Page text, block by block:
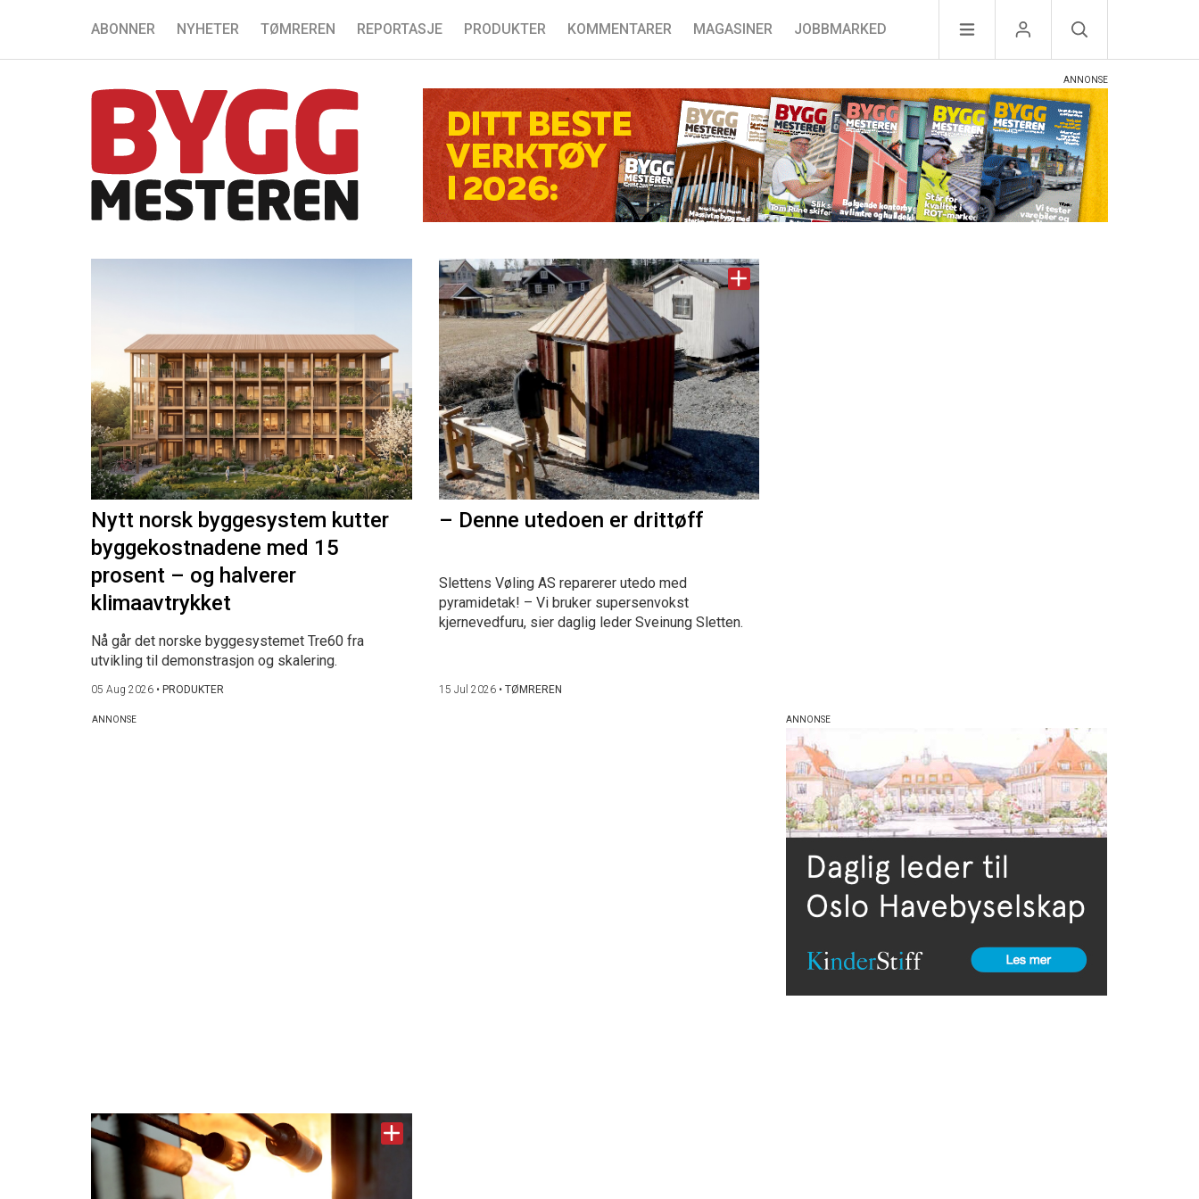
ABONNER NYHETER TØMREREN REPORTASJE PRODUKTER KOMMENTARER MAGASINER JOBBMARKED
Nytt norsk byggesystem kutter
byggekostnadene med 15
prosent – og halverer
klimaavtrykket
Nå går det norske byggesystemet Tre60 fra
utvikling til demonstrasjon og skalering.
05 Aug 2026 • PRODUKTER
– Denne utedoen er drittøff
Slettens Vøling AS reparerer utedo med
pyramidetak! – Vi bruker supersenvokst
kjernevedfuru, sier daglig leder Sveinung Sletten.
15 Jul 2026• TØMREREN